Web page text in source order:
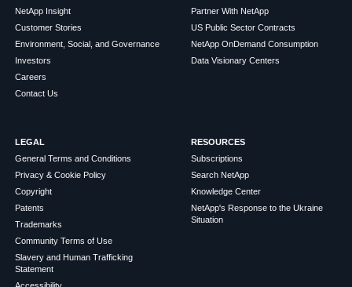
NetApp Insight
Customer Stories
Environment, Social, and Governance
Investors
Careers
Contact Us
Partner With NetApp
US Public Sector Contracts
NetApp OnDemand Consumption
Data Visionary Centers
LEGAL
General Terms and Conditions
Privacy & Cookie Policy
Copyright
Patents
Trademarks
Community Terms of Use
Slavery and Human Trafficking
Statement
RESOURCES
Subscriptions
Search NetApp
Knowledge Center
NetApp's Response to the Ukraine
Situation